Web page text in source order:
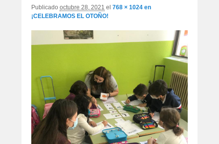
Publicado octubre 28, 2021 el 768 × 1024 en
¡CELEBRAMOS EL OTOÑO!